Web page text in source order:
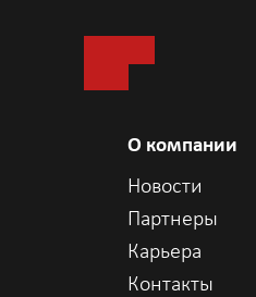
Коммутационная
Функционал L2
Функционал L3
О компании
Новости
Партнеры
Карьера
Контакты